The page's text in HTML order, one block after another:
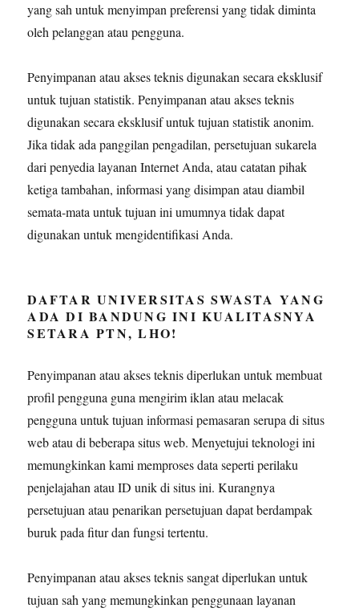
yang sah untuk menyimpan preferensi yang tidak diminta
oleh pelanggan atau pengguna.
Penyimpanan atau akses teknis digunakan secara eksklusif
untuk tujuan statistik. Penyimpanan atau akses teknis
digunakan secara eksklusif untuk tujuan statistik anonim.
Jika tidak ada panggilan pengadilan, persetujuan sukarela
dari penyedia layanan Internet Anda, atau catatan pihak
ketiga tambahan, informasi yang disimpan atau diambil
semata-mata untuk tujuan ini umumnya tidak dapat
digunakan untuk mengidentifikasi Anda.
DAFTAR UNIVERSITAS SWASTA YANG
ADA DI BANDUNG INI KUALITASNYA
SETARA PTN, LHO!
Penyimpanan atau akses teknis diperlukan untuk membuat
profil pengguna guna mengirim iklan atau melacak
pengguna untuk tujuan informasi pemasaran serupa di situs
web atau di beberapa situs web. Menyetujui teknologi ini
memungkinkan kami memproses data seperti perilaku
penjelajahan atau ID unik di situs ini. Kurangnya
persetujuan atau penarikan persetujuan dapat berdampak
buruk pada fitur dan fungsi tertentu.
Penyimpanan atau akses teknis sangat diperlukan untuk
tujuan sah yang memungkinkan penggunaan layanan